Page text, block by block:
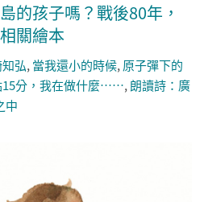
的孩子嗎？戰後80年，
關繪本
弘,當我還小的時候,原子彈下的
15分，我在做什麼……,朗讀詩：廣
中